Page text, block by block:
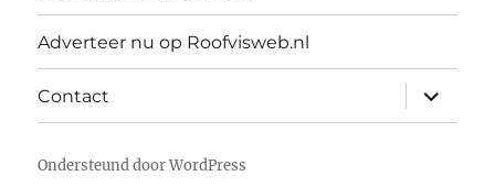
Adverteer nu op Roofvisweb.nl
Contact
Ondersteund door WordPress